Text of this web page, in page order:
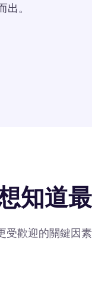
。
知道
受歡迎的關鍵因